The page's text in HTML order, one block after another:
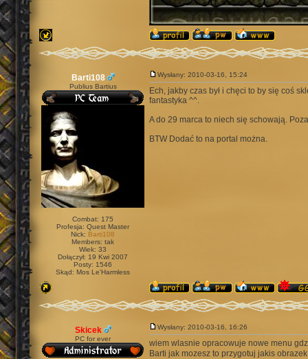
Barti108
Publius Bartius
Combat: 175
Profesja: Quest Master
Nick: Barti108
Members: tak
Wiek: 33
Dołączył: 19 Kwi 2007
Posty: 1546
Skąd: Mos Le'Harmless
Wysłany: 2010-03-16, 15:24
Ech, jakby czas był i chęci to by się coś
fantastyka ^^.
A do 29 marca to niech się schowają.
BTW Dodać to na portal można.
Skicek
PC for ever
Wysłany: 2010-03-16, 16:26
wiem wlasnie opracowuje nowe menu
Barti jak mozesz to przygotuj jakis